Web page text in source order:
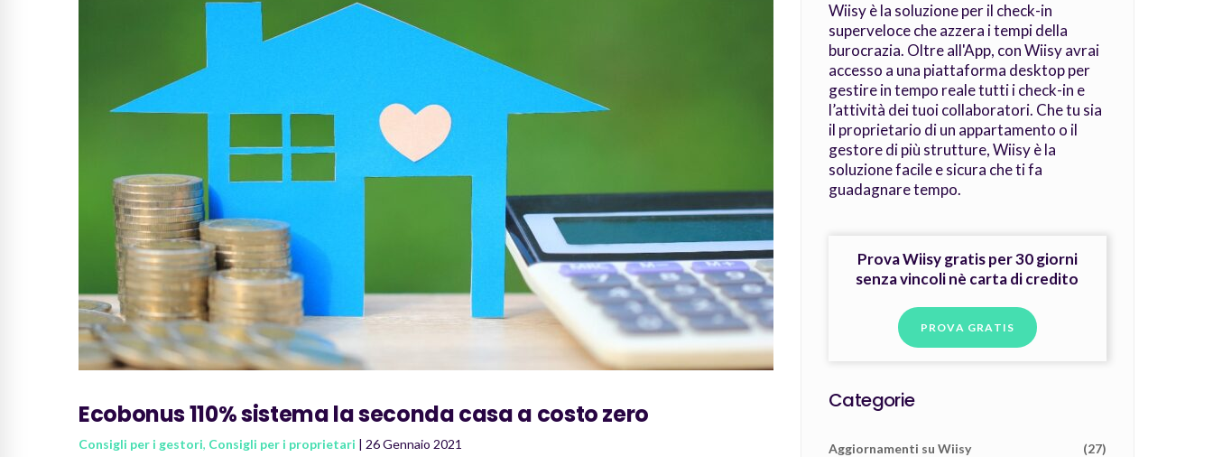
Ecobonus 110% sistema la seconda casa a costo zero
Consigli per i gestori, Consigli per i proprietari | 26 Gennaio 2021
Wiisy è la soluzione per il check-in
superveloce che azzera i tempi della
burocrazia. Oltre all'App, con Wiisy avrai
accesso a una piattaforma desktop per
gestire in tempo reale tutti i check-in e
l’attività dei tuoi collaboratori. Che tu sia
il proprietario di un appartamento o il
gestore di più strutture, Wiisy è la
soluzione facile e sicura che ti fa
guadagnare tempo.
Prova Wiisy gratis per 30 giorni
senza vincoli nè carta di credito
PROVA GRATIS
Categorie
Aggiornamenti su Wiisy (27)